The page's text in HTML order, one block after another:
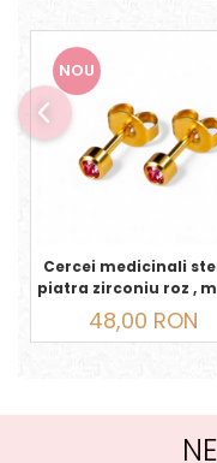
NOU
Cercei medicinali
piatra zirconiu roz ,
auriu, OCTOMBRIE
48,00 RON